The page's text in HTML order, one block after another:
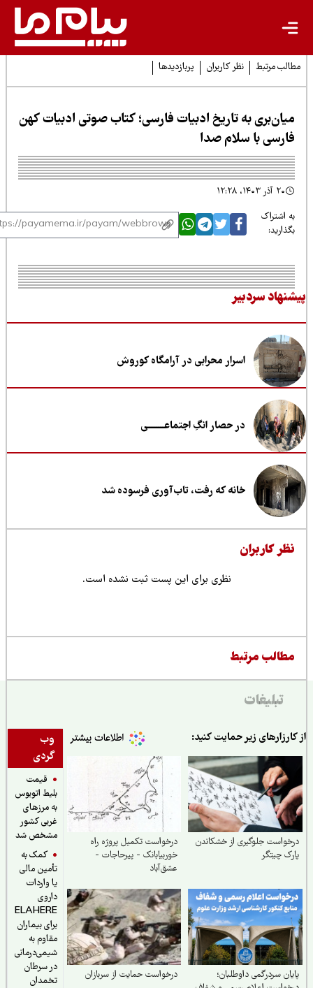
مرتبط نظر کاربران پربازدیدها
به تاریخ ادبیات فارسی؛ کتاب صوتی ادبیات کهن
با سلام صدا
اشتراک
سردبیر
اسرار محرابی در آرامگاه کوروش
در حصار انگِ اجتماعــــــــی
خانه که رفت، تاب‌آوری فرسوده شد
کاربران
نظری برای این پست ثبت نشده است.
مرتبط
تبلیغات
وب
گردی
قیمت
بلیط اتوبوس
به مرزهای
غربی کشور
مشخص شد
کمک به
تأمین مالی
یا واردات
داروی
ELAHERE
برای بیماران
مقاوم به
شیمی‌درمانی
در سرطان
تخمدان
زیر حمایت کنید:
جلوگیری از خشکاندن
چیتگر
درخواست تکمیل پروژه راه
خوربیابانک - پیرحاجات -
عشق‌آباد
سردرگمی داوطلبان؛
درخواست حمایت از سربازان